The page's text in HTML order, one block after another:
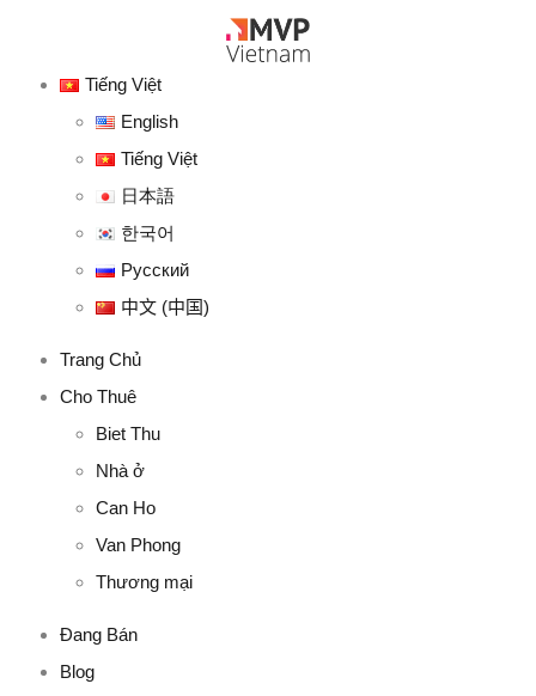
Tiếng Việt
English
Tiếng Việt
日本語
한국어
Русский
中文 (中国)
Trang Chủ
Cho Thuê
Biet Thu
Nhà ở
Can Ho
Van Phong
Thương mại
Đang Bán
Blog